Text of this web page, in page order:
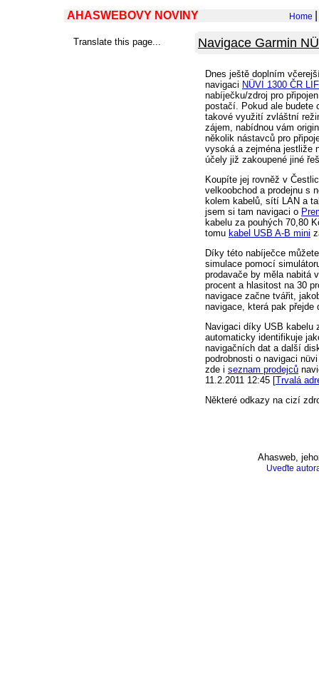
AHASWEBOVY NOVINY Home
Translate this page... Navigace Garmin
Dnes ještě doplním
navigaci NÜVI 1300 ČR
nabíječku/zdroj pro
postačí. Pokud ale budete
takové využití zvláštní
zájem, nabídnou vám
několik nástavců pro
vysoká a zejména jestliže
účely již zakoupené jiné
Koupíte jej rovněž v
velkoobchod a prodejnu s
kolem kabelů, sítí LAN a
jsem si tam navigaci o
kabelu za pouhých 70,80
tomu kabel USB A-B mini
Díky této nabíječce
simulace pomocí
prodavače by měla nabitá
procent a hlasitost na 30
navigace začne tvářit,
navigace, která pak přejde
Navigaci díky USB kabelu
automaticky identifikuje
navigačních dat a další
podrobnosti o navigaci
zde i seznam prodejců
11.2.2011 12:45 [Trvalá
Některé odkazy na cizí
Ahasweb,
Uveďte